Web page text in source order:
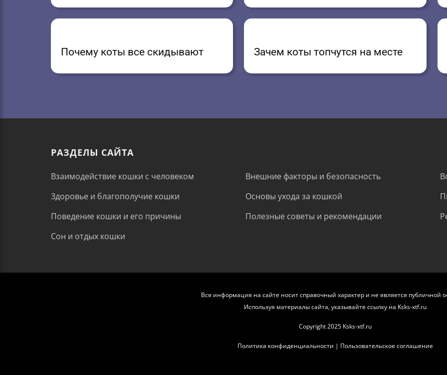
Почему коты все скидывают Зачем коты топчутся на месте
РАЗДЕЛЫ САЙТА
Взаимодействие кошки с человеком Внешние факторы и безопасность
Здоровье и благополучие кошки
Основы ухода за кошкой
Поведение кошки и его причины
Полезные советы и рекомендации
Сон и отдых кошки
Вся информация на сайте носит справочный характер и не является публичной
Используя материалы сайта, указывайте ссылку на Ksks-xtf.ru
Copyright 2025 Ksks-xtf.ru
Политика конфиденциальности | Пользовательское соглашение